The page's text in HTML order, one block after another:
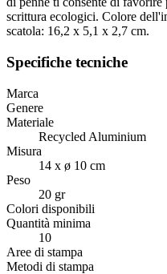
scrittura ecologici. Colore
scatola: 16,2 x 5,1 x 2,7 cm.
Specifiche tecniche
Marca
Genere
Materiale
Recycled Aluminium
Misura
14 x ø 10 cm
Peso
20 gr
Colori disponibili
Quantità minima
10
Aree di stampa
Metodi di stampa